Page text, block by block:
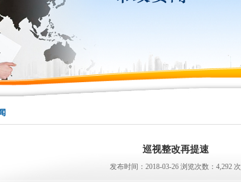
巡视整改再提速
发布时间：2018-03-26 浏览次数：4,292 次